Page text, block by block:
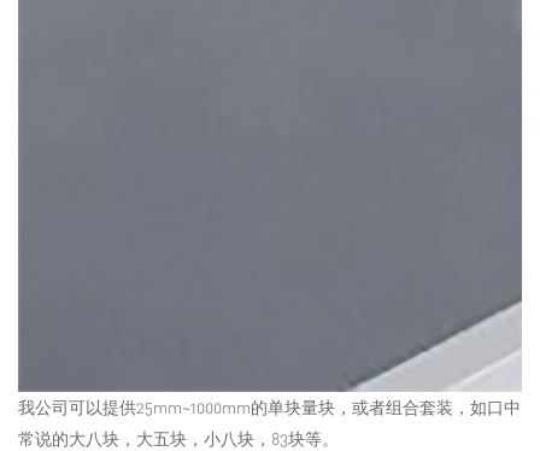
我公司可以提供25mm~1000mm的单块量块，或者组合套装，如口中
常说的大八块，大五块，小八块，83块等。